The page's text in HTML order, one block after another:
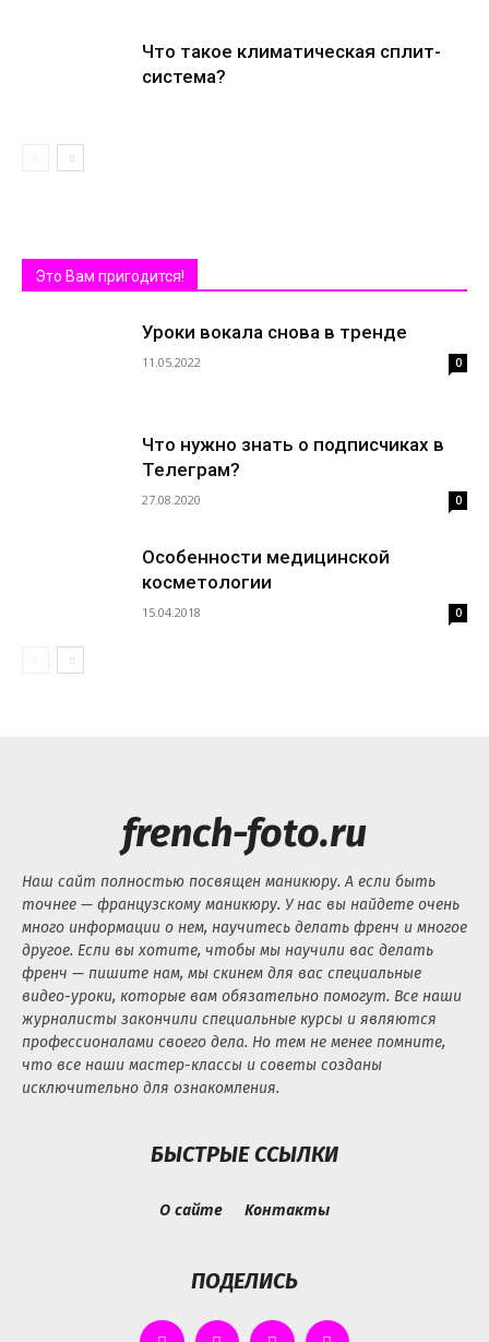
Что такое климатическая сплит-
система?
Это Вам пригодится!
Уроки вокала снова в тренде
11.05.2022 0
Что нужно знать о подписчиках в
Телеграм?
27.08.2020 0
Особенности медицинской
косметологии
15.04.2018 0
french-foto.ru
Наш сайт полностью посвящен маникюру. А если быть
точнее — французскому маникюру. У нас вы найдете очень
много информации о нем, научитесь делать френч и многое
другое. Если вы хотите, чтобы мы научили вас делать
френч — пишите нам, мы скинем для вас специальные
видео-уроки, которые вам обязательно помогут. Все наши
журналисты закончили специальные курсы и являются
профессионалами своего дела. Но тем не менее помните,
что все наши мастер-классы и советы созданы
исключительно для ознакомления.
БЫСТРЫЕ ССЫЛКИ
О сайте Контакты
ПОДЕЛИСЬ